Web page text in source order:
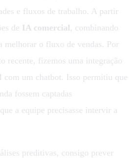
e fluxos de trabalho. A partir
de IA comercial , combinando
melhorar o fluxo de vendas. Por
recente, fizemos uma integração
com um chatbot. Isso permitiu que
fossem captadas
a equipe precisasse intervir a
preditivas, consigo prever